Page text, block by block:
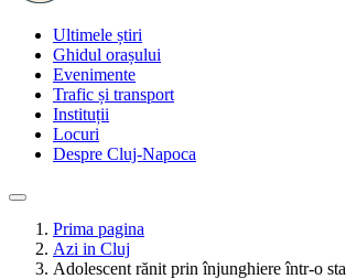
Ultimele știri
Ghidul orașului
Evenimente
Trafic și transport
Instituții
Locuri
Despre Cluj-Napoca
Prima pagina
Azi in Cluj
Adolescent rănit prin înjunghiere într-o